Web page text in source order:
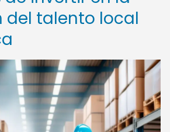
del talento local